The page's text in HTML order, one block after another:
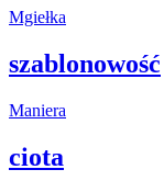
Mgiełka
szablonowość
Maniera
ciota